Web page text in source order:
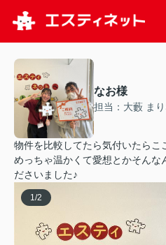
なお様
担当：大藪 ま
物件を比較してたら気付いたらこ
めっちゃ温かくて愛想とかそんな
ださいました♪
1 /2